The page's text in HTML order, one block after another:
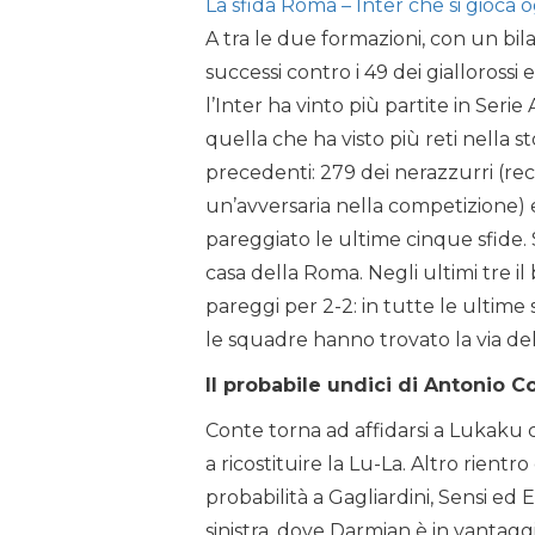
La sfida Roma – Inter che si gioca
A tra le due formazioni, con un
successi contro i 49 dei giallorossi
l’Inter ha vinto più partite in
quella che ha visto più reti nella
precedenti: 279 dei nerazzurri
un’avversaria nella
pareggiato le ultime cinque sfide.
casa della Roma. Negli ultimi tre
pareggi per 2-2: in tutte le ultime
le squadre hanno trovato la via
Il probabile undici di Antonio
Conte torna ad affidarsi a Lukaku
a ricostituire la Lu-La. Altro rientro
probabilità a Gagliardini, Sensi ed